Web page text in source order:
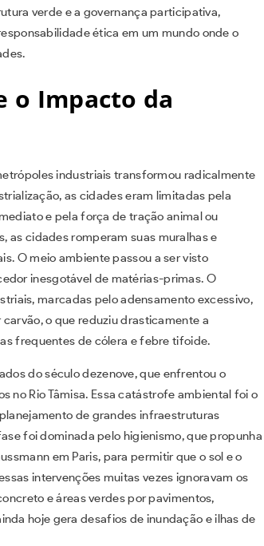
verde e a governança participativa,
ética em um mundo onde o
o Impacto da
industriais transformou radicalmente
as cidades eram limitadas pela
e pela força de tração animal ou
as cidades romperam suas muralhas e
O meio ambiente passou a ser visto
inesgotável de matérias-primas. O
marcadas pelo adensamento excessivo,
o que reduziu drasticamente a
frequentes de cólera e febre tifoide.
do século dezenove, que enfrentou o
no Rio Tâmisa. Essa catástrofe ambiental foi o
de grandes infraestruturas
foi dominada pelo higienismo, que propunha
em Paris, para permitir que o sol e o
intervenções muitas vezes ignoravam os
e áreas verdes por pavimentos,
hoje gera desafios de inundação e ilhas de